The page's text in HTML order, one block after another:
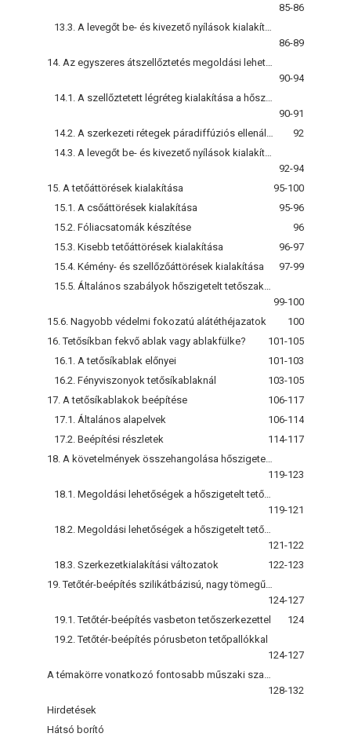
85-86
86-89
90-94
90-91
92
92-94
15. A tetőáttörések kialakítása
95-100
15.1. A csőáttörések kialakítása
95-96
15.2. Fóliacsatomák készítése
96
15.3. Kisebb tetőáttörések kialakítása
96-97
15.4. Kémény- és szellőzőáttörések kialakítása
97-99
99-100
15.6. Nagyobb védelmi fokozatú alátéthéjazatok
100
16. Tetősíkban fekvő ablak vagy ablakfülke?
101-105
16.1. A tetősíkablak előnyei
101-103
16.2. Fényviszonyok tetősíkablaknál
103-105
17. A tetősíkablakok beépítése
106-117
17.1. Általános alapelvek
106-114
17.2. Beépítési részletek
114-117
119-123
119-121
121-122
18.3. Szerkezetkialakítási változatok
122-123
124-127
19.1. Tetőtér-beépítés vasbeton tetőszerkezettel
124
19.2. Tetőtér-beépítés pórusbeton tetőpallókkal
124-127
128-132
Hirdetések
Hátsó borító